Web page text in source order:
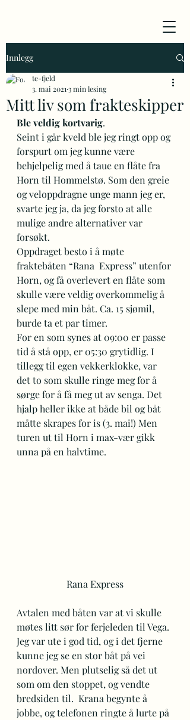
Innlegg
Mitt liv som frakteskipper
te-fjeld
3. mai 2021 3 min lesing
Ble veldig kortvarig.
Seint i går kveld ble jeg ringt opp og
forspurt om jeg kunne være
behjelpelig med å taue en flåte fra
Horn til Hommelstø. Som den greie
og veloppdragne unge mann jeg er,
svarte jeg ja, da jeg forsto at alle
mulige andre alternativer var
forsøkt.
Oppdraget besto i å møte
fraktebåten “Rana  Express” utenfor
Horn, og få overlevert en flåte som
skulle være veldig overkommelig å
slepe med min båt. Ca. 15 sjømil,
burde ta et par timer.
For en som synes at 09:00 er passe
tid å stå opp, er 05:30 grytidlig. I
tillegg til egen vekkerklokke, var
det to som skulle ringe meg for å
sørge for å få meg ut av senga. Det
hjalp heller ikke at både bil og båt
måtte skrapes for is (3. mai!) Men
turen ut til Horn i max-vær gikk
unna på en halvtime.
Rana Express
Avtalen med båten var at vi skulle
møtes litt sør for ferjeleden til Vega.
Jeg var ute i god tid, og i det fjerne
kunne jeg se en stor båt på vei
nordover. Men plutselig så det ut
som om den stoppet, og vendte
bredsiden til.  Krana begynte å
jobbe, og telefonen ringte å lurte på